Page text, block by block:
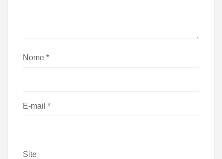
Nome *
E-mail *
Site